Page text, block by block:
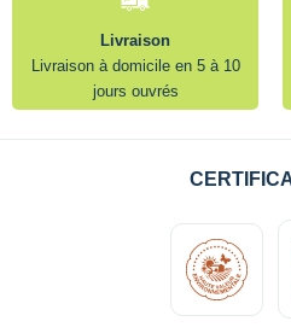
Livraison
Livraison à domicile en 5 à 10
jours ouvrés